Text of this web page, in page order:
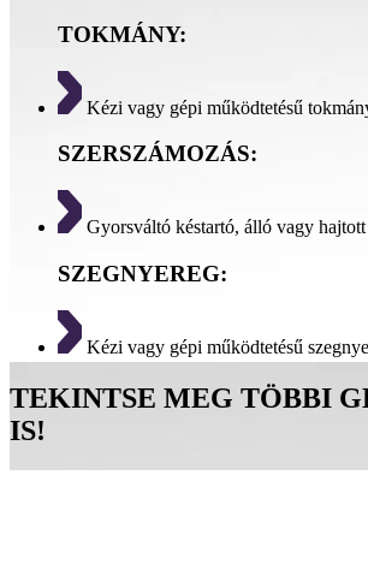
TOKMÁNY:
Kézi vagy gépi működtetésű
SZERSZÁMOZÁS:
Gyorsváltó késtartó, álló vagy
SZEGNYEREG:
Kézi vagy gépi működtetésű
TEKINTSE MEG TÖBBI
IS!